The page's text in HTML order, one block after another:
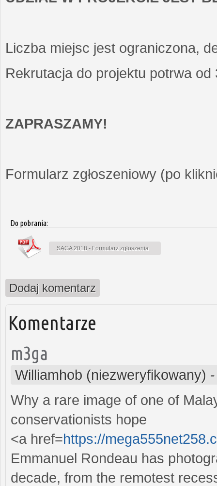
Liczba miejsc jest ograniczona,
Rekrutacja do projektu potrwa
ZAPRASZAMY!
Formularz zgłoszeniowy (po
Do pobrania:
SAGA 2018 - Formularz zgłoszenia
Dodaj komentarz
Komentarze
m3ga
Williamhob (niezweryfikowany)
Why a rare image of one of
conservationists hope
<a href=https://
Emmanuel Rondeau has
decade, from the remotest